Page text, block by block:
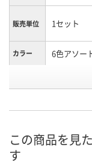
販売単位 1セット
カラー 6色アソー
この商品を見
す